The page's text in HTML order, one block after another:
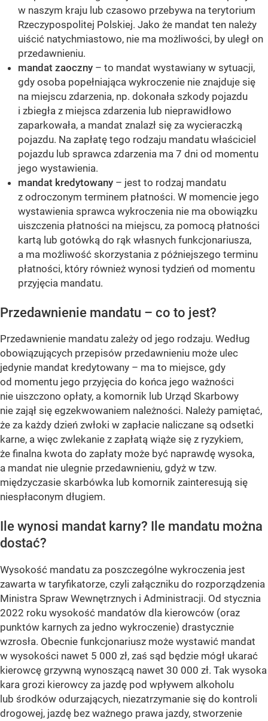
w naszym kraju lub czasowo przebywa na terytorium
Rzeczypospolitej Polskiej. Jako że mandat ten należy
uiścić natychmiastowo, nie ma możliwości, by uległ on
przedawnieniu.
mandat zaoczny – to mandat wystawiany w sytuacji,
gdy osoba popełniająca wykroczenie nie znajduje się
na miejscu zdarzenia, np. dokonała szkody pojazdu
i zbiegła z miejsca zdarzenia lub nieprawidłowo
zaparkowała, a mandat znalazł się za wycieraczką
pojazdu. Na zapłatę tego rodzaju mandatu właściciel
pojazdu lub sprawca zdarzenia ma 7 dni od momentu
jego wystawienia.
mandat kredytowany – jest to rodzaj mandatu
z odroczonym terminem płatności. W momencie jego
wystawienia sprawca wykroczenia nie ma obowiązku
uiszczenia płatności na miejscu, za pomocą płatności
kartą lub gotówką do rąk własnych funkcjonariusza,
a ma możliwość skorzystania z późniejszego terminu
płatności, który również wynosi tydzień od momentu
przyjęcia mandatu.
Przedawnienie mandatu – co to jest?
Przedawnienie mandatu zależy od jego rodzaju. Według
obowiązujących przepisów przedawnieniu może ulec
jedynie mandat kredytowany – ma to miejsce, gdy
od momentu jego przyjęcia do końca jego ważności
nie uiszczono opłaty, a komornik lub Urząd Skarbowy
nie zajął się egzekwowaniem należności. Należy pamiętać,
że za każdy dzień zwłoki w zapłacie naliczane są odsetki
karne, a więc zwlekanie z zapłatą wiąże się z ryzykiem,
że finalna kwota do zapłaty może być naprawdę wysoka,
a mandat nie ulegnie przedawnieniu, gdyż w tzw.
międzyczasie skarbówka lub komornik zainteresują się
niespłaconym długiem.
Ile wynosi mandat karny? Ile mandatu można
dostać?
Wysokość mandatu za poszczególne wykroczenia jest
zawarta w taryfikatorze, czyli załączniku do rozporządzenia
Ministra Spraw Wewnętrznych i Administracji. Od stycznia
2022 roku wysokość mandatów dla kierowców (oraz
punktów karnych za jedno wykroczenie) drastycznie
wzrosła. Obecnie funkcjonariusz może wystawić mandat
w wysokości nawet 5 000 zł, zaś sąd będzie mógł ukarać
kierowcę grzywną wynoszącą nawet 30 000 zł. Tak wysoka
kara grozi kierowcy za jazdę pod wpływem alkoholu
lub środków odurzających, niezatrzymanie się do kontroli
drogowej, jazdę bez ważnego prawa jazdy, stworzenie